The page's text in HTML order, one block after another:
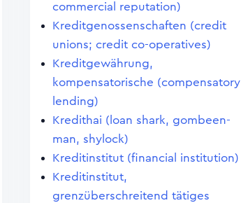
commercial reputation)
Kreditgenossenschaften (credit
unions; credit co-operatives)
Kreditgewährung,
kompensatorische (compensatory
lending)
Kredithai (loan shark, gombeen-
man, shylock)
Kreditinstitut (financial institution)
Kreditinstitut,
grenzüberschreitend tätiges